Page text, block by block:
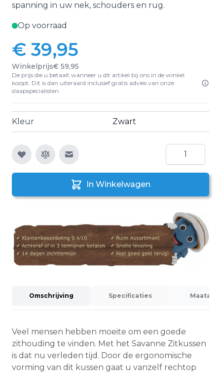
spanning in uw nek, schouders en rug.
Op voorraad
€ 39,95
Winkelprijs€ 59,95
De prijs die u betaalt wanneer u dit artikel bij ons in de winkel
koopt. Dit is dan uiteraard inclusief gratis advies van onze
slaapspecialisten.
Kleur Zwart
E-mail naar een vriend
Aantal
In Winkelwagen
Omschrijving Specificaties
Veel mensen hebben moeite om een goede
zithouding te vinden. Met het Savanne Zitkussen
is dat nu verleden tijd. Door de ergonomische
vorming van dit kussen gaat u vanzelf rechtop